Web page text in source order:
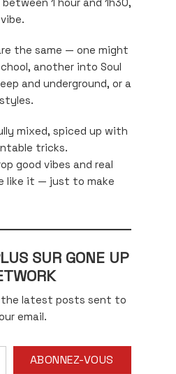
the same — one might
another into Soul
and underground, or a
mixed, spiced up with
tricks.
good vibes and real
like it — just to make
SUR GONE UP
latest posts sent to
email.
ABONNEZ-VOUS